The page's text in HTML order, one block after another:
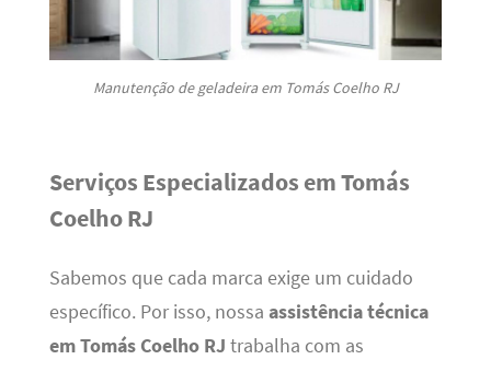
Manutenção de geladeira em Tomás Coelho RJ
Serviços Especializados em Tomás
Coelho RJ
Sabemos que cada marca exige um cuidado
específico. Por isso, nossa assistência técnica
em Tomás Coelho RJ trabalha com as